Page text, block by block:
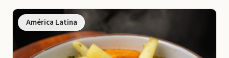
América Latina